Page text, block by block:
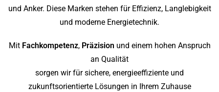
und Anker. Diese Marken stehen für Effizienz, Langlebigkeit
und moderne Energietechnik.
Mit Fachkompetenz, Präzision und einem hohen Anspruch
an Qualität
sorgen wir für sichere, energieeffiziente und
zukunftsorientierte Lösungen in Ihrem Zuhause